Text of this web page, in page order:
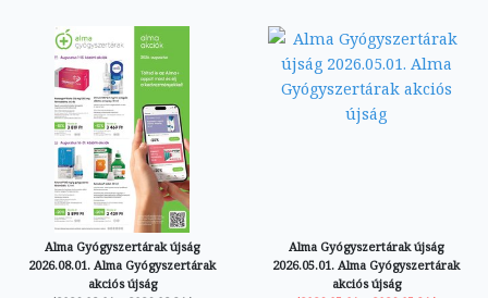
Alma Gyógyszertárak újság
2026.08.01. Alma Gyógyszertárak
akciós újság
Alma Gyógyszertárak újság
2026.05.01. Alma Gyógyszertárak
akciós újság